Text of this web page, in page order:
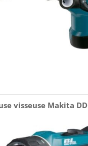
visseuse Makita